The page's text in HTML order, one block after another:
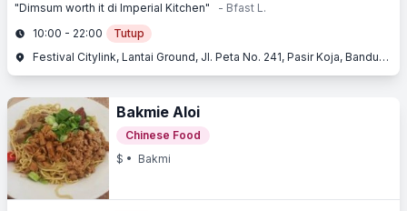
"Dimsum worth it di Imperial Kitchen"
- Bfast L.
10:00 - 22:00
Tutup
Festival Citylink, Lantai Ground, Jl. Peta No. 241, Pasir Koja, Bandung, Jawa Barat
Bakmie Aloi
Chinese Food
$ • Bakmi